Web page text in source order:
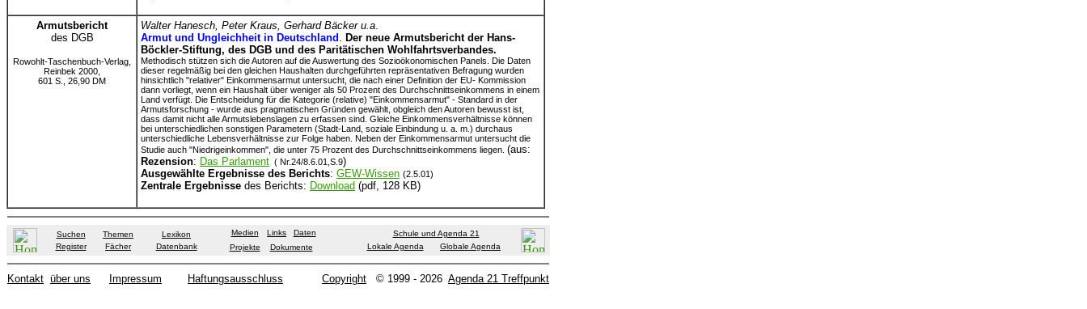
Armutsbericht
des DGB
Rowohlt-Taschenbuch-Verlag,
Reinbek 2000,
601 S., 26,90 DM
Walter Hanesch, Peter Kraus, Gerhard Bäcker u.a.
Armut und Ungleichheit in Deutschland . Der neue Armutsbericht der Hans-
Böckler-Stiftung, des DGB und des Paritätischen Wohlfahrtsverbandes.
Methodisch stützen sich die Autoren auf die Auswertung des Sozioökonomischen Panels. Die Daten
dieser regelmäßig bei den gleichen Haushalten durchgeführten repräsentativen Befragung wurden
hinsichtlich "relativer" Einkommensarmut untersucht, die nach einer Definition der EU- Kommission
dann vorliegt, wenn ein Haushalt über weniger als 50 Prozent des Durchschnittseinkommens in einem
Land verfügt. Die Entscheidung für die Kategorie (relative) "Einkommensarmut" - Standard in der
Armutsforschung - wurde aus pragmatischen Gründen gewählt, obgleich den Autoren bewusst ist,
dass damit nicht alle Armutslebenslagen zu erfassen sind. Gleiche Einkommensverhältnisse können
bei unterschiedlichen sonstigen Parametern (Stadt-Land, soziale Einbindung u. a. m.) durchaus
unterschiedliche Lebensverhältnisse zur Folge haben. Neben der Einkommensarmut untersucht die
Studie auch "Niedrigeinkommen", die unter 75 Prozent des Durchschnittseinkommens liegen. (aus:
Rezension: Das Parlament ( Nr.24/8.6.01,S.9)
Ausgewählte Ergebnisse des Berichts: GEW-Wissen (2.5.01)
Zentrale Ergebnisse des Berichts: Download (pdf, 128 KB)
Suchen Themen
Lexikon
Register
Fächer Datenbank
Medien Links
Daten
Projekte
Dokumente
Schule und Agenda 21
Lokale Agenda
Globale Agenda
Kontakt über uns Impressum Haftungsausschluss Copyright © 1999 - 2026 Agenda 21 Treffpunkt